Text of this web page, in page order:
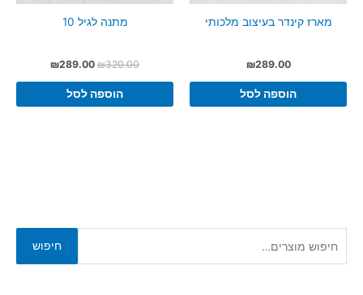
חיפוש
מארז קינדר בעיצוב מלכותי
₪289.00
הוספה לסל
מתנה לגיל 10
₪320.00
המחיר
היה:
₪289.00
המחיר
₪289.00.
הוספה לסל